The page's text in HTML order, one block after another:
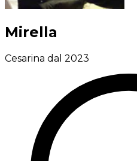
Mirella
Cesarina dal 2023